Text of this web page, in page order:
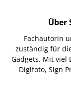
Über
Fachautorin
zuständig für
Gadgets. Mit viel
Digifoto, Sign